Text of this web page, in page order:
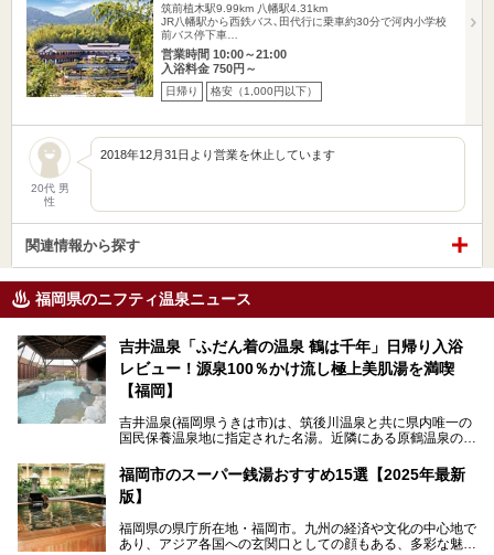
筑前植木駅9.99km 八幡駅4.31km
JR八幡駅から西鉄バス､田代行に乗車約30分で河内小学校
前バス停下車…
営業時間 10:00～21:00
入浴料金 750円～
日帰り 格安（1,000円以下）
20代 男
性
2018年12月31日より営業を休止しています
関連情報から探す
福岡県のニフティ温泉ニュース
吉井温泉「ふだん着の温泉 鶴は千年」日帰り入浴
レビュー！源泉100％かけ流し極上美肌湯を満喫
【福岡】
吉井温泉(福岡県うきは市)は、筑後川温泉と共に県内唯一の
国民保養温泉地に指定された名湯。近隣にある原鶴温泉の観
す。
「ふだん着の温泉 鶴は千年」は、吉井温泉にある日帰り入
住民や温泉ファンに愛され続けています。今回は筆者自ら日
帰り入浴し、自慢の温泉を中心に詳細レビューします！
福岡市のスーパー銭湯おすすめ15選【2025年最新
版】
福岡県の県庁所在地・福岡市。九州の経済や文化の中心地で
あり、アジア各国への玄関口としての顔もある、多彩な魅力